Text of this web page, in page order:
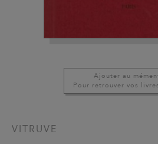
Ajouter au
Pour retrouver vos
VITRUVE